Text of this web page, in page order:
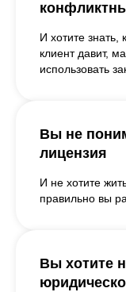
И хотите знать,
клиент давит,
использовать
Вы не
лицензия
И не хотите
правильно вы
Вы хотите